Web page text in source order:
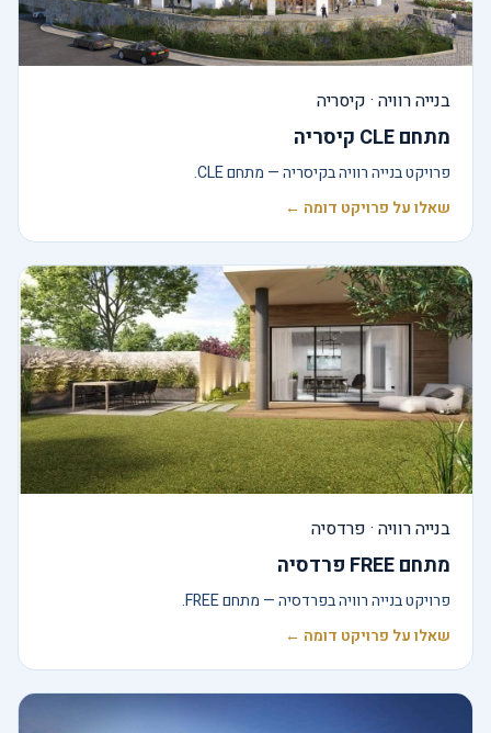
בנייה רוויה · קיסריה
מתחם CLE קיסריה
פרויקט בנייה רוויה בקיסריה — מתחם CLE.
שאלו על פרויקט דומה ←
בנייה רוויה · פרדסיה
מתחם FREE פרדסיה
פרויקט בנייה רוויה בפרדסיה — מתחם FREE.
שאלו על פרויקט דומה ←